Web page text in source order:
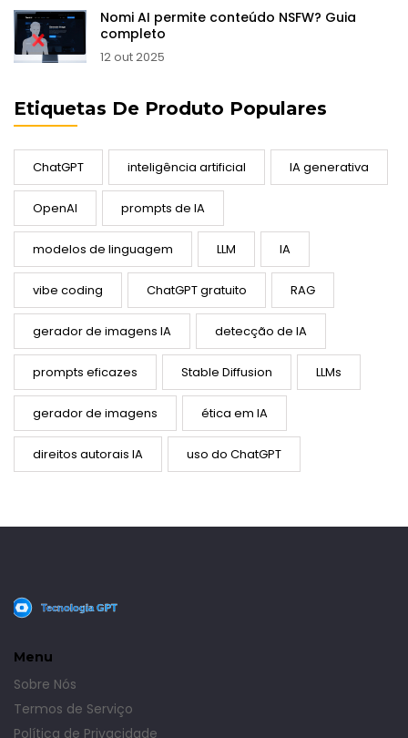
Nomi AI permite conteúdo NSFW? Guia
completo
12 out 2025
Etiquetas De Produto Populares
ChatGPT inteligência artificial IA generativa
OpenAI prompts de IA
modelos de linguagem LLM IA
vibe coding ChatGPT gratuito RAG
gerador de imagens IA detecção de IA
prompts eficazes Stable Diffusion LLMs
gerador de imagens ética em IA
direitos autorais IA uso do ChatGPT
Menu
Sobre Nós
Termos de Serviço
Política de Privacidade